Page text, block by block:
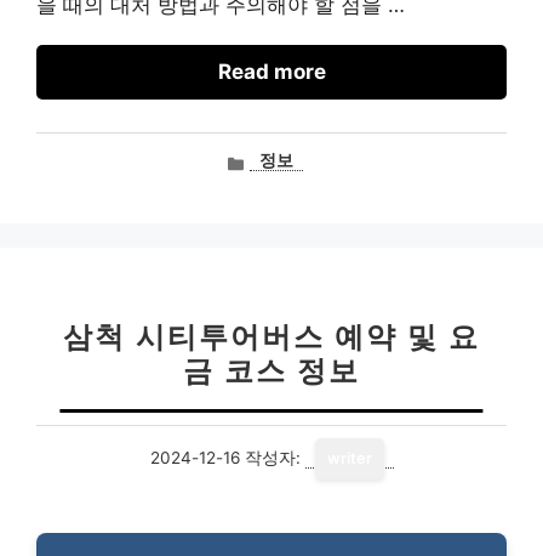
Read more
카정보
삼척 시티투어버스 예약 및 요
금 코스 정보
2024-12-16 작성자: